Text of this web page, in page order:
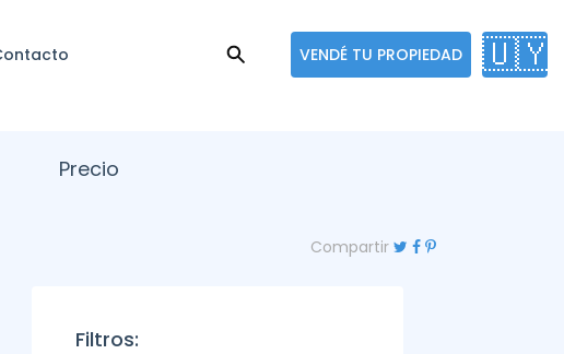
VENDÉ TU PROPIEDAD 🇺🇾
Precio
Compartir
Filtros: